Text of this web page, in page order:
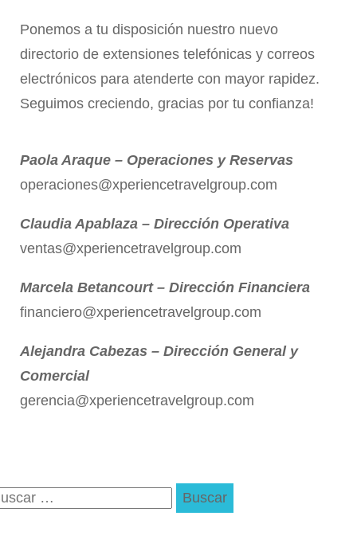
Ponemos a tu disposición nuestro nuevo
directorio de extensiones telefónicas y correos
electrónicos para atenderte con mayor rapidez.
Seguimos creciendo, gracias por tu confianza!
Paola Araque – Operaciones y Reservas
operaciones@xperiencetravelgroup.com
Claudia Apablaza – Dirección Operativa
ventas@xperiencetravelgroup.com
Marcela Betancourt – Dirección Financiera
financiero@xperiencetravelgroup.com
Alejandra Cabezas – Dirección General y
Comercial
gerencia@xperiencetravelgroup.com